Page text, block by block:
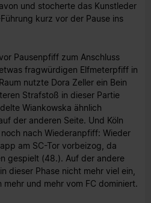
und stocherte das Kunstleder
kurz vor der Pause ins
Pausenpfiff zum Anschluss
fragwürdigen Elfmeterpfiff in
nutzte Dora Zeller ein Bein
Strafstoß in dieser Partie
Wiankowska ähnlich
der anderen Seite. Und Köln
nach Wiederanpfiff: Wieder
am SC-Tor vorbeizog, da
gespielt (48.). Auf der andere
dieser Phase nicht mehr viel ein,
und mehr vom FC dominiert.